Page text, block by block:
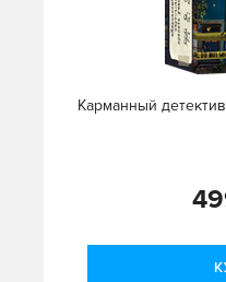
Карманный